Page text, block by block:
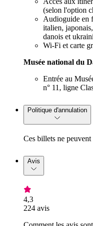
(selon l'option
Audioguide en
italien,
danois et
Wi-Fi et carte
Musée national du
Entrée au
n° 11, ligne
Politique d'annulation
Ces billets ne
Avis
4,3
224 avis